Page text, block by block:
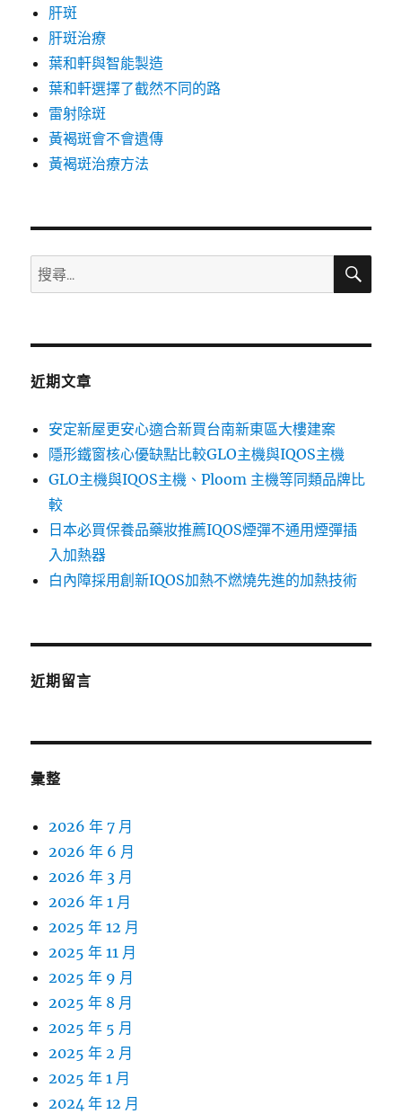
肝斑
肝斑治療
葉和軒與智能製造
葉和軒選擇了截然不同的路
雷射除斑
黃褐斑會不會遺傳
黃褐斑治療方法
搜
尋
鍵
搜
近期文章
安定新屋更安心適合新買台南新東區大樓建案
隱形鐵窗核心優缺點比較GLO主機與IQOS主機
GLO主機與IQOS主機、Ploom 主機等同類品牌比
較
日本必買保養品藥妝推薦IQOS煙彈不通用煙彈插
入加熱器
白內障採用創新IQOS加熱不燃燒先進的加熱技術
近期留言
彙整
2026 年 7 月
2026 年 6 月
2026 年 3 月
2026 年 1 月
2025 年 12 月
2025 年 11 月
2025 年 9 月
2025 年 8 月
2025 年 5 月
2025 年 2 月
2025 年 1 月
2024 年 12 月